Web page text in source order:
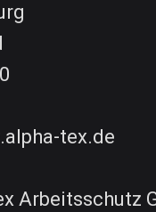
tex.de
Arbeitsschutz